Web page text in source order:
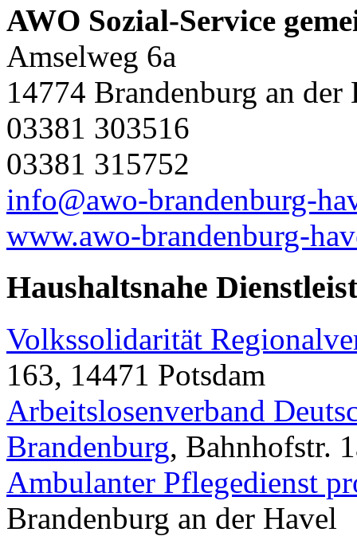
AWO Sozial-Service
Amselweg 6a
14774 Brandenburg an der
03381 303516
03381 315752
info@awo-brandenburg-
www.awo-brandenburg-
Haushaltsnahe
Volkssolidarität
163, 14471 Potsdam
Arbeitslosenverband
Brandenburg, Bahnhofstr.
Ambulanter Pflegedienst
Brandenburg an der Havel